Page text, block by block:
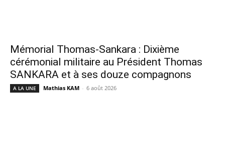
Mémorial Thomas-Sankara : Dixième
cérémonial militaire au Président Thomas
SANKARA et à ses douze compagnons
A LA UNE Mathias KAM - 6 août 2026